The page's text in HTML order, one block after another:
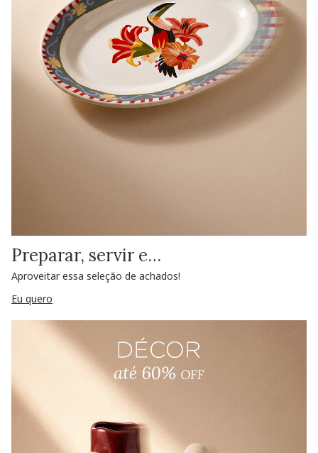
Preparar, servir e…
Aproveitar essa seleção de achados!
Eu quero